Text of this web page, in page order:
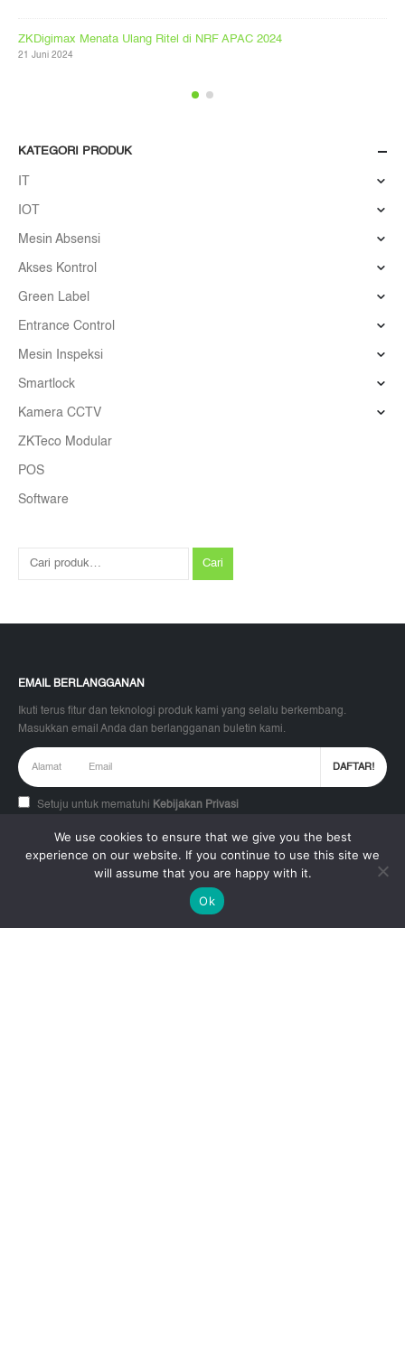
ZKDigimax Menata Ulang Ritel di NRF APAC 2024
21 Juni 2024
KATEGORI PRODUK
IOT
Mesin Absensi
Akses Kontrol
Green Label
Entrance Control
Mesin Inspeksi
Smartlock
Kamera CCTV
ZKTeco Modular
POS
Software
Cari
EMAIL BERLANGGANAN
Ikuti terus fitur dan teknologi produk kami yang selalu berkembang.
Masukkan email Anda dan berlangganan buletin kami.
Setuju untuk mematuhi Kebijakan Privasi
IKUTI KAMI
We use cookies to ensure that we give you the best
experience on our website. If you continue to use this site we
will assume that you are happy with it.
Ok